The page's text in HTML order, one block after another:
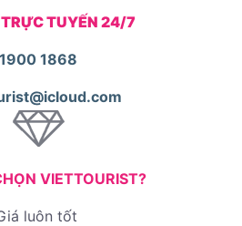
TUYẾN 24/7
1900 1868
VIETTOURIST?
luôn tốt